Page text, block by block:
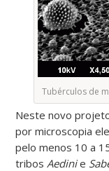
Tubérculos de
Neste novo
por microscopia
pelo menos 10 a
tribos Aedinie